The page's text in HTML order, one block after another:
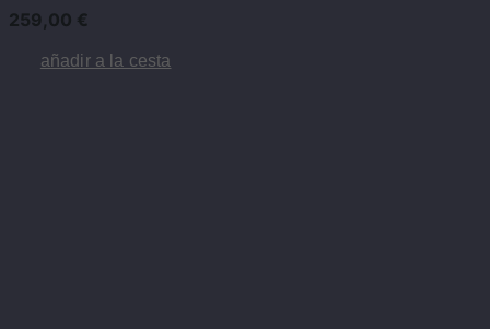
259,00 €
añadir a la cesta